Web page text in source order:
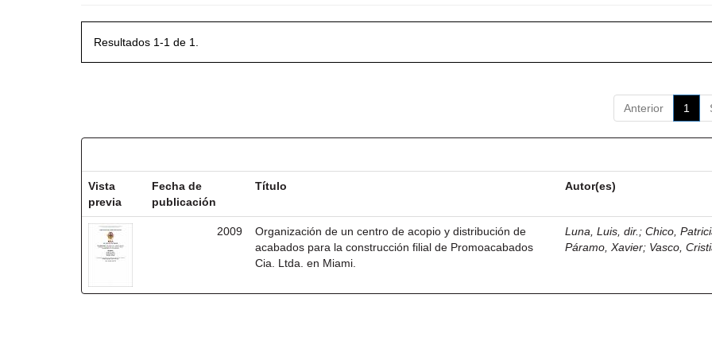
Resultados 1-1 de 1.
Anterior 1
Vista
previa
Fecha de
publicación
Título Autor(es)
2009
Organización de un centro de acopio y distribución de
acabados para la construcción filial de Promoacabados
Cia. Ltda. en Miami.
Luna, Luis, dir. ;Chico,
Páramo, Xavier; Vasco,